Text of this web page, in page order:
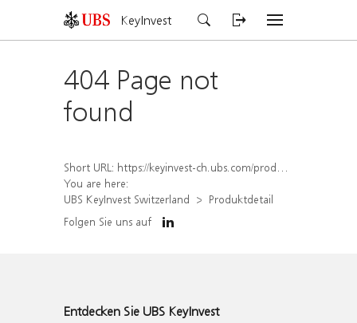
KeyInvest
404 Page not
found
Short URL: https://keyinvest-ch.ubs.com/produkt/detail/index/isin/CH1554889878
You are here:
UBS KeyInvest Switzerland
Produktdetail
Folgen Sie uns auf
Entdecken Sie UBS KeyInvest